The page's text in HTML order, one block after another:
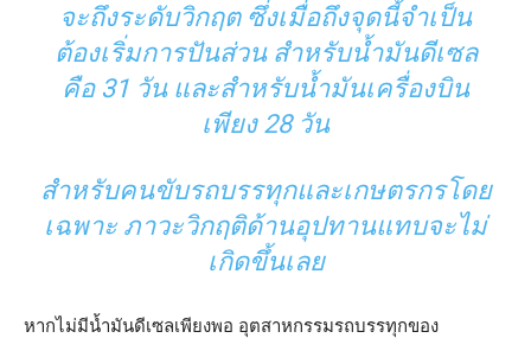
จะถึงระดับวิกฤต ซึ่งเมื่อถึงจุดนี้จำเป็น
ต้องเริ่มการปันส่วน สำหรับน้ำมันดีเซล
คือ 31 วัน และสำหรับน้ำมันเครื่องบิน
เพียง 28 วัน
สำหรับคนขับรถบรรทุกและเกษตรกรโดย
เฉพาะ ภาวะวิกฤติด้านอุปทานแทบจะไม่
เกิดขึ้นเลย
หากไม่มีน้ำมันดีเซลเพียงพอ อุตสาหกรรมรถบรรทุกของ